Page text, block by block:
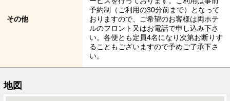
その他
予約制（ご利用の30分前まで）となって
おりますので、ご希望のお客様は両ホテ
ルのフロント又はお電話で申し込み下さ
い。各便とも定員4名になり次第お断りす
ることもございますので予めご了承下さ
い。
地図